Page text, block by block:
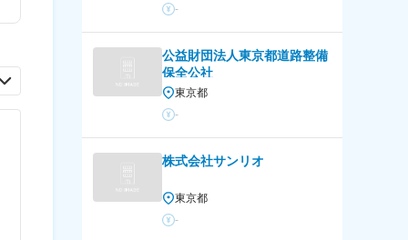
-
公益財団法人東京都道路整備
保全公社
東京都
-
株式会社サンリオ
東京都
-